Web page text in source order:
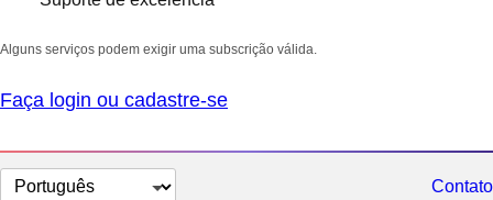
Alguns serviços podem exigir uma subscrição válida.
Faça login ou cadastre-se
Selecionar
Contato